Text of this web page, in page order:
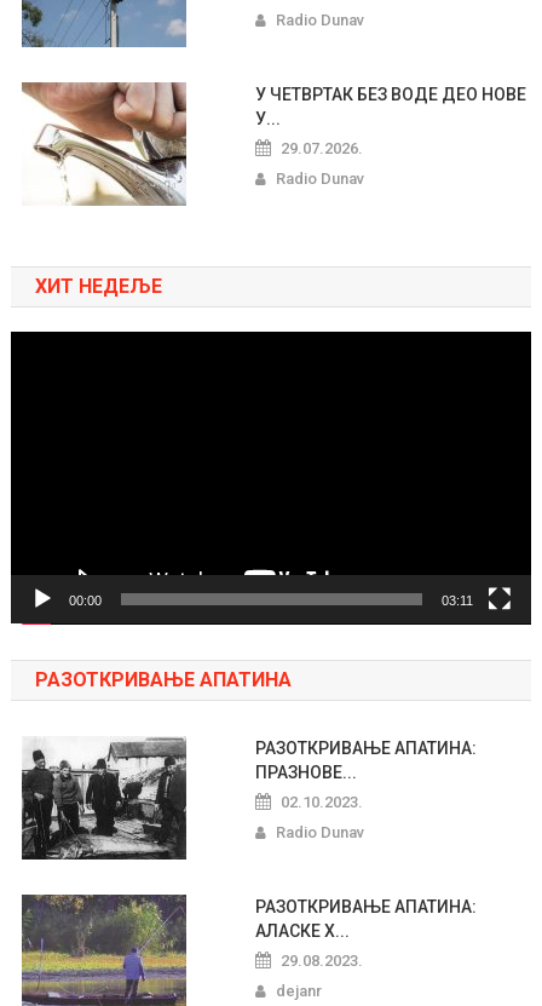
Radio Dunav
У ЧЕТВРТАК БЕЗ ВОДЕ ДЕО НОВЕ
У...
29.07.2026.
Radio Dunav
ХИТ НЕДЕЉЕ
00:00 03:11
РАЗОТКРИВАЊЕ АПАТИНА
РАЗОТКРИВАЊЕ АПАТИНА:
ПРАЗНОВЕ...
02.10.2023.
Radio Dunav
РАЗОТКРИВАЊЕ АПАТИНА:
АЛАСКЕ Х...
29.08.2023.
dejanr